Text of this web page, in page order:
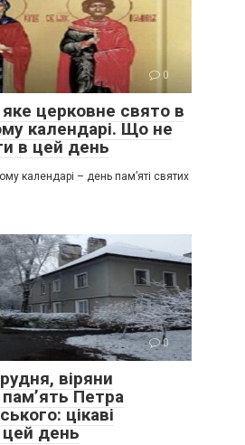
0
церковне свято в
календарі. Що не
в цей день
календарі – день пам’яті святих
0
віряни
Петра
цікаві
день